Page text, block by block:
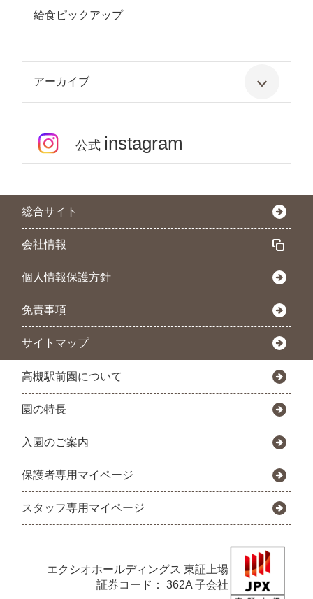
給食ピックアップ
アーカイブ
公式 instagram
総合サイト
会社情報
個人情報保護方針
免責事項
サイトマップ
高槻駅前園について
園の特長
入園のご案内
保護者専用マイページ
スタッフ専用マイページ
エクシオホールディングス 東証上場
証券コード： 362A 子会社